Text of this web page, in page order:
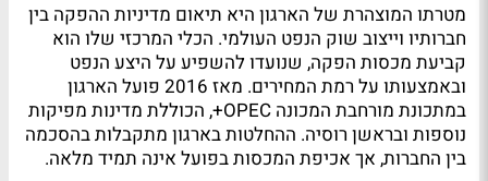
מטרתו המוצהרת של הארגון היא תיאום מדיניות ההפקה בין
חברותיו וייצוב שוק הנפט העולמי. הכלי המרכזי שלו הוא
קביעת מכסות הפקה, שנועדו להשפיע על היצע הנפט
ובאמצעותו על רמת המחירים. מאז 2016 פועל הארגון
במתכונת מורחבת המכונה OPEC+, הכוללת מדינות מפיקות
נוספות ובראשן רוסיה. ההחלטות בארגון מתקבלות בהסכמה
בין החברות, אך אכיפת המכסות בפועל אינה תמיד מלאה.